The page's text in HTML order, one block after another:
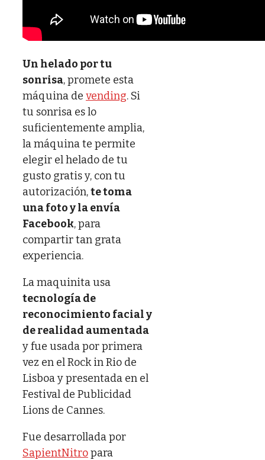
Un helado por tu
sonrisa, promete esta
máquina de vending. Si
tu sonrisa es lo
suficientemente amplia,
la máquina te permite
elegir el helado de tu
gusto gratis y, con tu
autorización,te toma
una foto y la envía
Facebook, para
compartir tan grata
experiencia.
La maquinita usa
tecnología de
reconocimiento facial y
de realidad aumentada
y fue usada por primera
vez en el Rock in Rio de
Lisboa y presentada en el
Festival de Publicidad
Lions de Cannes.
Fue desarrollada por
SapientNitropara